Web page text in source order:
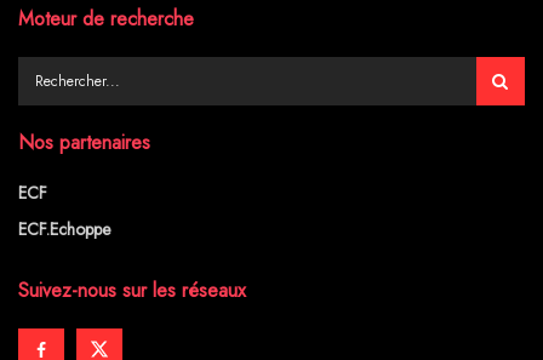
Moteur de recherche
Nos partenaires
ECF
ECF.Echoppe
Suivez-nous sur les réseaux